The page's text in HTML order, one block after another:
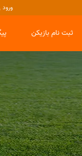
ورود
ثبت نام بازیکن